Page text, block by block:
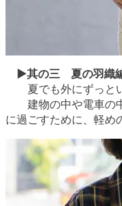
▶︎其の三 夏の羽織
夏でも外にずっとい
建物の中や電車の中
に過ごすために、軽め